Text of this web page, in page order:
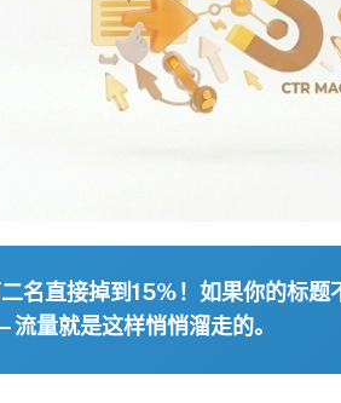
名直接掉到15%！如果你的标题
量就是这样悄悄溜走的。